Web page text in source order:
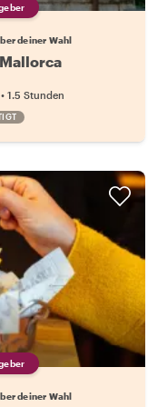
deiner Wahl
• 1.5 Stunden
deiner Wahl